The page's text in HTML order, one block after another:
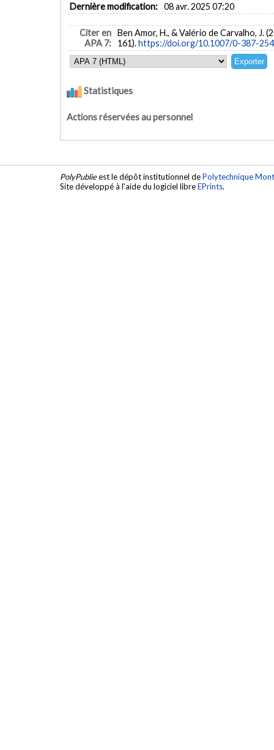
Dernière modification: 08 avr. 2025 07:20
Citer en
APA 7:
Ben Amor, H., & Valério de Carvalho, J.
161).https://doi.org/10.1007/0-387-
Statistiques
Actions réservées au personnel
PolyPublieest le dépôt institutionnel dePolytechnique
Site développé à l'aide du logiciel libreEPrints.